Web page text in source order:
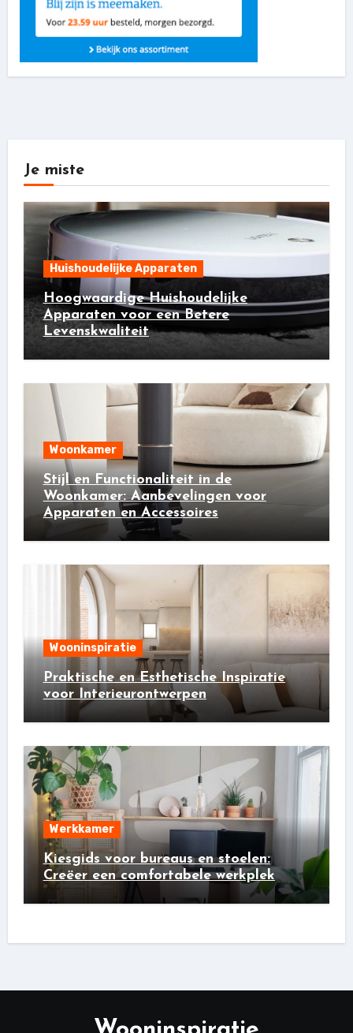
Je miste
Huishoudelijke Apparaten
Hoogwaardige Huishoudelijke
Apparaten voor een Betere
Levenskwaliteit
Woonkamer
Stijl en Functionaliteit in de
Woonkamer: Aanbevelingen voor
Apparaten en Accessoires
Wooninspiratie
Praktische en Esthetische Inspiratie
voor Interieurontwerpen
Werkkamer
Kiesgids voor bureaus en stoelen:
Creëer een comfortabele werkplek